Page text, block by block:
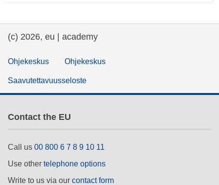
(c) 2026, eu | academy
Ohjekeskus Ohjekeskus
Saavutettavuusseloste
Contact the EU
Call us 00 800 6 7 8 9 10 11
Use other telephone options
Write to us via our contact form